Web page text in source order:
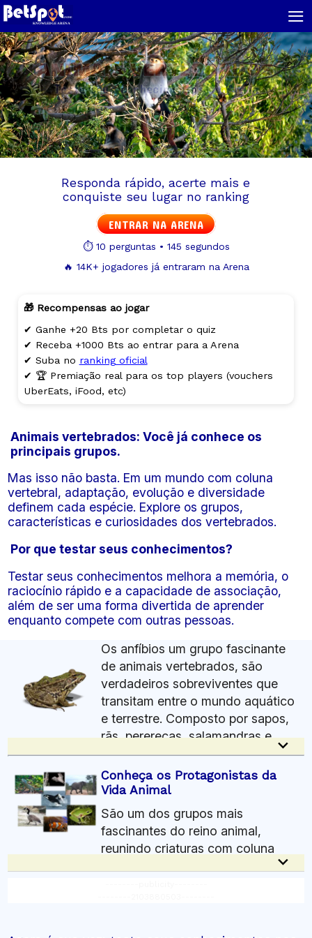
≡
QUIZ
ANIMAIS VERTEBRADOS
Teste seus conhecimentos na Arena
Responda rápido, acerte mais e
conquiste seu lugar no ranking
ENTRAR NA ARENA
⏱️ 10 perguntas • 145 segundos
🔥 14K+ jogadores já entraram na Arena
🎁 Recompensas ao jogar
✔ Ganhe +20 Bts por completar o quiz
✔ Receba +1000 Bts ao entrar para a Arena
✔ Suba no ranking oficial
✔ 🏆 Premiação real para os top players (vouchers
UberEats, iFood, etc)
Animais vertebrados: Você já conhece os
principais grupos.
Mas isso não basta. Em um mundo com coluna
vertebral, adaptação, evolução e diversidade
definem cada espécie. Explore os grupos,
características e curiosidades dos vertebrados.
Por que testar seus conhecimentos?
Testar seus conhecimentos melhora a memória, o
raciocínio rápido e a capacidade de associação,
além de ser uma forma divertida de aprender
enquanto compete com outras pessoas.
Os anfíbios um grupo fascinante
de animais vertebrados, são
verdadeiros sobreviventes que
transitam entre o mundo aquático
e terrestre. Composto por sapos,
rãs, pererecas, salamandras e
cecílias, esse grupo desempenha um papel crucial
nos ecossistemas e é destaque em estudos sobre
evolução e adaptação.
Características Únicas
Têm a pele fina, úmida e permeável, o que os
torna altamente dependentes de ambientes
úmidos para sobreviver. Essa pele especial não
keyboard_arrow_down
Conheça os Protagonistas da
Vida Animal
São um dos grupos mais
fascinantes do reino animal,
reunindo criaturas com coluna
keyboard_arrow_down